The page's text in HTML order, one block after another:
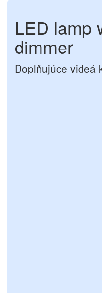
LED lamp
dimmer
Doplňujúce videá